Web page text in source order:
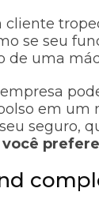
cliente
se seu
de uma
em
seguro,